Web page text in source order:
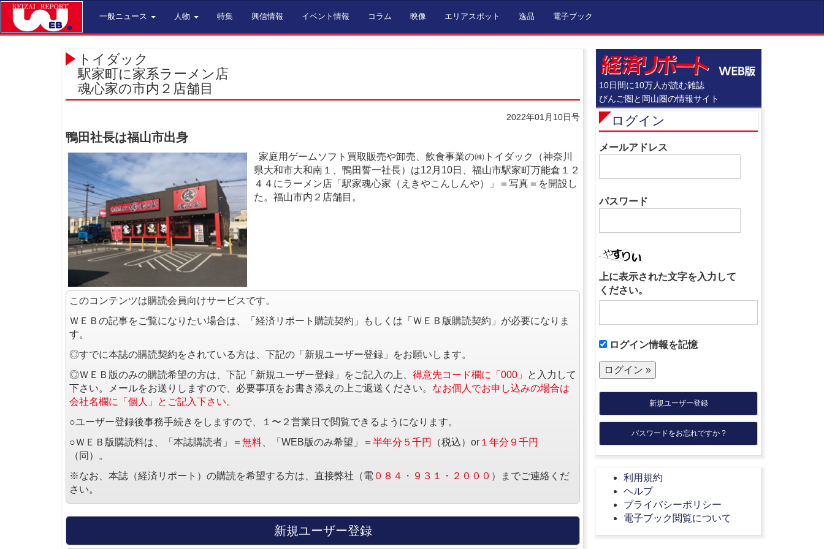
一般ニュース 人物 特集 興信情報 イベント情報 コラム 映像 エリアスポット 逸品 電子ブック
トイダック
駅家町に家系ラーメン店
魂心家の市内２店舗目
2022年01月10日号
鴨田社長は福山市出身
家庭用ゲームソフト買取販売や卸売、飲食事業の㈱トイダック（神奈川
県大和市大和南１、鴨田誓一社長）は12月10日、福山市駅家町万能倉１２
４４にラーメン店「駅家魂心家（えきやこんしんや）」＝写真＝を開設し
た。福山市内２店舗目。
このコンテンツは購読会員向けサービスです。
ＷＥＢの記事をご覧になりたい場合は、「経済リポート購読契約」もしくは「ＷＥＢ版購読契約」が必要になりま
す。
◎すでに本誌の購読契約をされている方は、下記の「新規ユーザー登録」をお願いします。
◎ＷＥＢ版のみの購読希望の方は、下記「新規ユーザー登録」をご記入の上、 得意先コード欄に「000」
と入力して
下さい。メールをお送りしますので、必要事項をお書き添えの上ご返送ください。 なお個人でお申し込みの場合は
会社名欄に「個人」とご記入下さい。
○ユーザー登録後事務手続きをしますので、１〜２営業日で閲覧できるようになります。
○ＷＥＢ版購読料は、「本誌購読者」＝ 無料 、「WEB版のみ希望」＝ 半年分５千円 （税込）or １年分９千円
（同）。
※なお、本誌（経済リポート）の購読を希望する方は、直接弊社（電 ０８４・９３１・２０００ ）までご連絡くだ
さい。
新規ユーザー登録
10日間に10万人が読む雑誌
びんご圏と岡山圏の情報サイト
ログイン
メールアドレス
パスワード
上に表示された文字を入力して
ください。
ログイン情報を記憶
新規ユーザー登録
パスワードをお忘れですか ?
利用規約
ヘルプ
プライバシーポリシー
電子ブック閲覧について